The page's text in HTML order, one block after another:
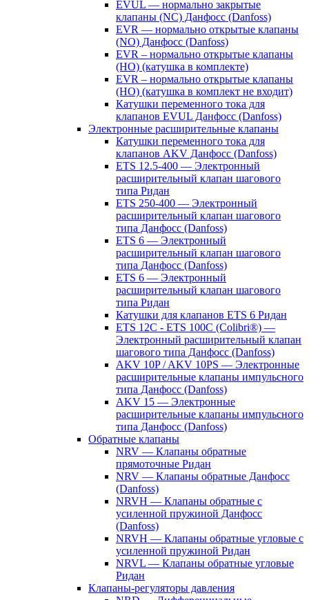
EVUL — нормально закрытые
клапаны (NC) Данфосс (Danfoss)
EVR — нормально открытые клапаны
(NO) Данфосс (Danfoss)
EVR – нормально открытые клапаны
(НО) (катушка в комплекте)
EVR – нормально открытые клапаны
(НО) (катушка в комплект не входит)
Катушки переменного тока для
клапанов EVUL Данфосс (Danfoss)
Электронные расширительные клапаны
Катушки переменного тока для
клапанов AKV Данфосс (Danfoss)
ETS 12.5-400 — Электронный
расширительный клапан шагового
типа Ридан
ETS 250-400 — Электронный
расширительный клапан шагового
типа Данфосс (Danfoss)
ETS 6 — Электронный
расширительный клапан шагового
типа Данфосс (Danfoss)
ETS 6 — Электронный
расширительный клапан шагового
типа Ридан
Катушки для клапанов ETS 6 Ридан
ETS 12C - ETS 100C (Colibri®) —
Электронный расширительный клапан
шагового типа Данфосс (Danfoss)
AKV 10P / AKV 10PS — Электронные
расширительные клапаны импульсного
типа Данфосс (Danfoss)
AKV 15 — Электронные
расширительные клапаны импульсного
типа Данфосс (Danfoss)
Обратные клапаны
NRV — Клапаны обратные
прямоточные Ридан
NRV — Клапаны обратные Данфосс
(Danfoss)
NRVH — Клапаны обратные с
усиленной пружиной Данфосс
(Danfoss)
NRVH — Клапаны обратные угловые с
усиленной пружиной Ридан
NRVL — Клапаны обратные угловые
Ридан
Клапаны-регуляторы давления